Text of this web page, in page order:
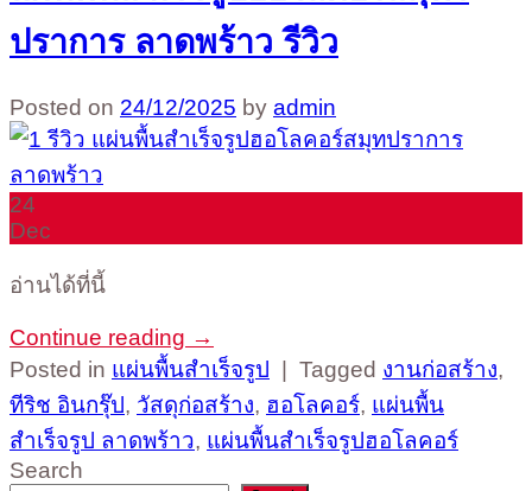
ปราการ ลาดพร้าว รีวิว
Posted on 24/12/2025 by admin
24
Dec
อ่านได้ที่นี้
Continue reading →
Posted in แผ่นพื้นสำเร็จรูป Tagged งานก่อสร้าง,
ทีริช อินกรุ๊ป, วัสดุก่อสร้าง, ฮอโลคอร์, แผ่นพื้น
สำเร็จรูป ลาดพร้าว, แผ่นพื้นสำเร็จรูปฮอโลคอร์
Search